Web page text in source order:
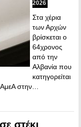
2026
Στα χέρια
των Αρχών
βρίσκεται ο
64χρονος
από την
Αλβανία που
κατηγορείται
στην…
στέκι